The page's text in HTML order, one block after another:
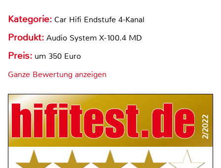
Kategorie: Car Hifi Endstufe 4-Kanal
Produkt: Audio System X-100.4 MD
Preis: um 350 Euro
Ganze Bewertung anzeigen
2/2022